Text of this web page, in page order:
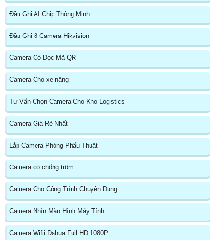
Đầu Ghi AI Chip Thông Minh
Đầu Ghi 8 Camera Hikvision
Camera Có Đọc Mã QR
Camera Cho xe nâng
Tư Vấn Chọn Camera Cho Kho Logistics
Camera Giá Rẻ Nhất
Lắp Camera Phòng Phẩu Thuật
Camera có chống trộm
Camera Cho Công Trình Chuyên Dụng
Camera Nhìn Màn Hình Máy Tính
Camera Wifii Dahua Full HD 1080P